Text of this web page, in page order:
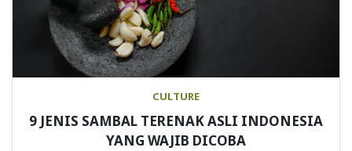
CULTURE
9 JENIS SAMBAL TERENAK ASLI INDONESIA
YANG WAJIB DICOBA